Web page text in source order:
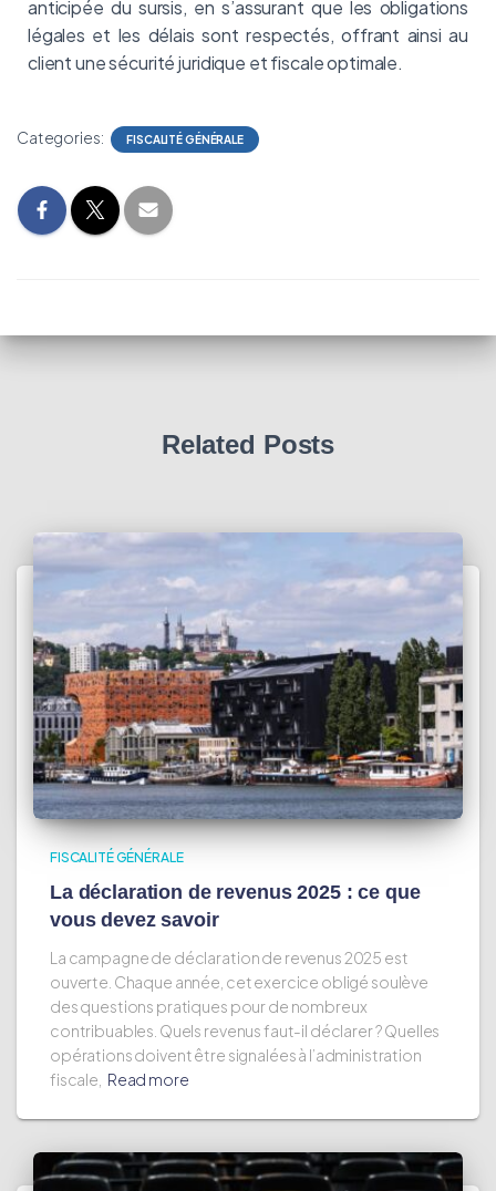
anticipée du sursis, en s’assurant que les obligations
légales et les délais sont respectés, offrant ainsi au
client une sécurité juridique et fiscale optimale.
Categories: FISCALITÉ GÉNÉRALE
Related Posts
FISCALITÉ GÉNÉRALE
La déclaration de revenus 2025 : ce que
vous devez savoir
La campagne de déclaration de revenus 2025 est
ouverte. Chaque année, cet exercice obligé soulève
des questions pratiques pour de nombreux
contribuables. Quels revenus faut-il déclarer ? Quelles
opérations doivent être signalées à l’administration
fiscale, Read more